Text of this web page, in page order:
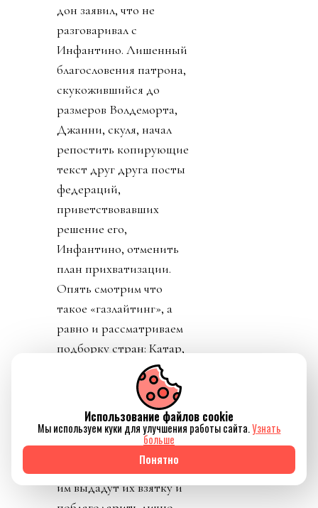
дон заявил, что не
разговаривал с
Инфантино. Лишенный
благословения патрона,
скукожившийся до
размеров Волдеморта,
Джанни, скуля, начал
репостить копирующие
текст друг друга посты
федераций,
приветствовавших
решение его,
Инфантино, отменить
план прихватизации.
Опять смотрим что
такое «газлайтинг», а
равно и рассматриваем
подборку стран: Катар,
ОАЭ, Бутан, Шри
Ланка, Марокко.
Федерация футбола
Конго пришла тоже
уточнить, где за
поддержку Инфантино
им выдадут их взятку и
Использование файлов cookie
Мы используем куки для улучшения работы сайта.Узнать
больше
Понятно